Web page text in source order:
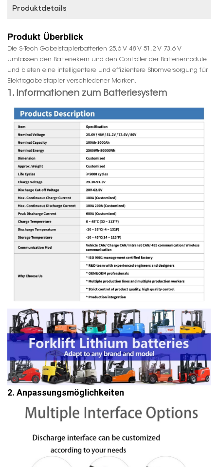
Produktdetails
Produkt Überblick
Die S-Tech Gabelstaplerbatterien 25,6 V 48 V 51,2 V 73,6 V
umfassen den Batteriekern und den Controller der Batteriemodule
und bieten eine intelligentere und effizientere Stromversorgung für
Elektrogabelstapler verschiedener Marken.
1. Informationen zum Batteriesystem
2. Anpassungsmöglichkeiten